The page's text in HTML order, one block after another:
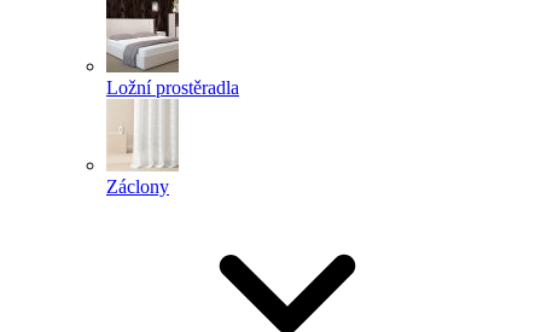
Ložní prostěradla
Záclony